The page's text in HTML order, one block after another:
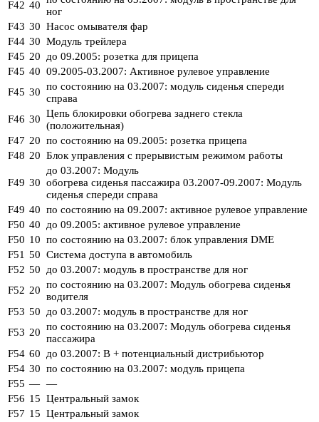
F42 40
ног
F43 30 Насос омывателя фар
F44 30 Модуль трейлера
F45 20 до 09.2005: розетка для прицепа
F45 40 09.2005-03.2007: Активное рулевое управление
F45 30 по состоянию на 03.2007: модуль сиденья спереди
справа
F46 30 Цепь блокировки обогрева заднего стекла
(положительная)
F47 20 по состоянию на 09.2005: розетка прицепа
F48 20 Блок управления с прерывистым режимом работы
F49 30
до 03.2007: Модуль
обогрева сиденья пассажира 03.2007-09.2007: Модуль
сиденья спереди справа
F49 40 по состоянию на 09.2007: активное рулевое управление
F50 40 до 09.2005: активное рулевое управление
F50 10 по состоянию на 03.2007: блок управления DME
F51 50 Система доступа в автомобиль
F52 50 до 03.2007: модуль в пространстве для ног
F52 20 по состоянию на 03.2007: Модуль обогрева сиденья
водителя
F53 50 до 03.2007: модуль в пространстве для ног
F53 20 по состоянию на 03.2007: Модуль обогрева сиденья
пассажира
F54 60 до 03.2007: B + потенциальный дистрибьютор
F54 30 по состоянию на 03.2007: модуль прицепа
F55 — —
F56 15 Центральный замок
F57 15 Центральный замок